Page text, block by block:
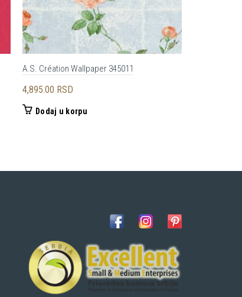
A.S. Création Wallpaper 345011
4,895.00 RSD
Dodaj u korpu